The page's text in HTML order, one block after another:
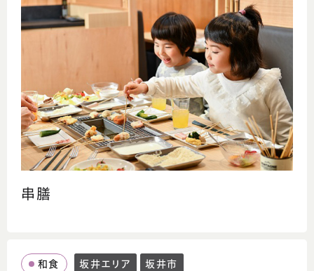
串膳
和食 坂井エリア 坂井市